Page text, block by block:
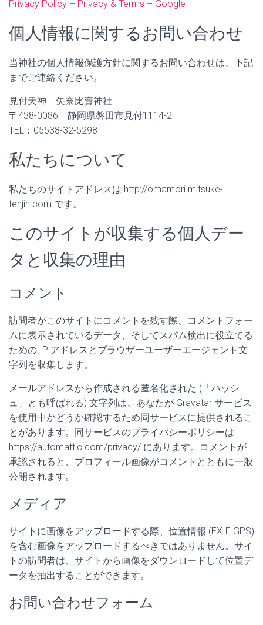
Privacy Policy – Privacy & Terms – Google
個人情報に関するお問い合わせ
当神社の個人情報保護方針に関するお問い合わせは、下記
までご連絡ください。
見付天神 矢奈比賣神社
〒438-0086 静岡県磐田市見付1114-2
TEL：05538-32-5298
私たちについて
私たちのサイトアドレスは http://omamori.mitsuke-
tenjin.com です。
このサイトが収集する個人デー
タと収集の理由
コメント
訪問者がこのサイトにコメントを残す際、コメントフォー
ムに表示されているデータ、そしてスパム検出に役立てる
ための IP アドレスとブラウザーユーザーエージェント文
字列を収集します。
メールアドレスから作成される匿名化された (「ハッシ
ュ」とも呼ばれる) 文字列は、あなたが Gravatar サービス
を使用中かどうか確認するため同サービスに提供されるこ
とがあります。同サービスのプライバシーポリシーは
https://automattic.com/privacy/ にあります。コメントが
承認されると、プロフィール画像がコメントとともに一般
公開されます。
メディア
サイトに画像をアップロードする際、位置情報 (EXIF GPS)
を含む画像をアップロードするべきではありません。サイ
トの訪問者は、サイトから画像をダウンロードして位置デ
ータを抽出することができます。
お問い合わせフォーム